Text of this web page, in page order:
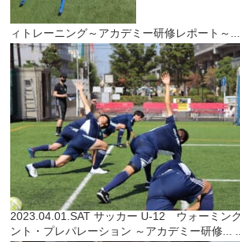
ィトレーニング～アカデミー研修レポート～...
2023.04.01.SAT サッカー U-12 ウォーミン
ント・プレパレーション ～アカデミー研修...